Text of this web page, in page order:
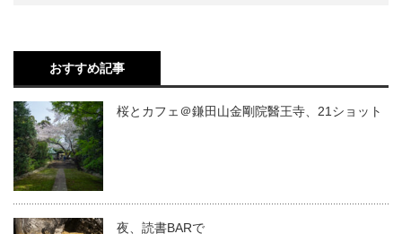
おすすめ記事
桜とカフェ＠鎌田山金剛院醫王寺、21ショット
夜、読書BARで